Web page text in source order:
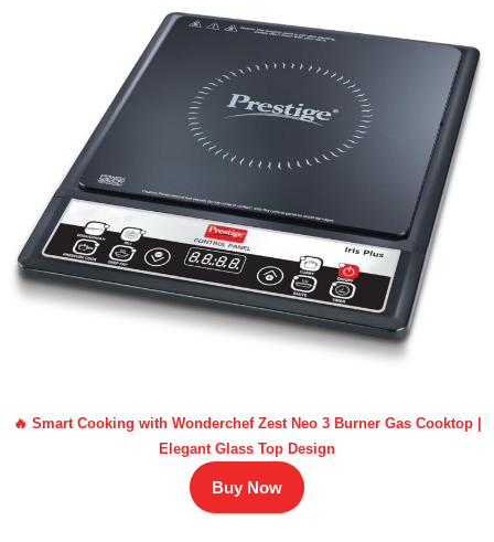
🔥 Smart Cooking with Wonderchef Zest Neo 3 Burner Gas Cooktop |
Elegant Glass Top Design
Buy Now